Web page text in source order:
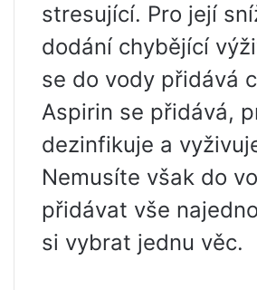
stresující. Pro její
dodání chybějící
se do vody přidává
Aspirin se přidává,
dezinfikuje a
Nemusíte však do
přidávat vše
si vybrat jednu věc.